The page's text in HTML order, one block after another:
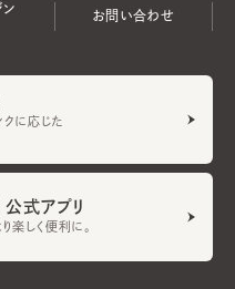
ン
お問い合わせ
クに応じた
式アプリ
楽しく便利に。